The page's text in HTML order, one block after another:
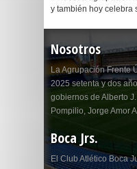
y también hoy celebra
Nosotros
La Agrupación Frente
2025 setenta y dos
gobiernos de Alberto
Pompilio, Jorge Amor
Boca Jrs.
El Club Atlético Boca